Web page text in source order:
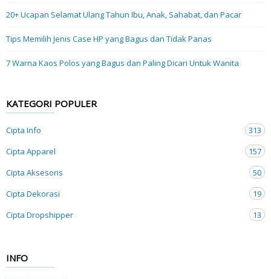
20+ Ucapan Selamat Ulang Tahun Ibu, Anak, Sahabat, dan Pacar
Tips Memilih Jenis Case HP yang Bagus dan Tidak Panas
7 Warna Kaos Polos yang Bagus dan Paling Dicari Untuk Wanita
KATEGORI POPULER
Cipta Info
313
Cipta Apparel
157
Cipta Aksesoris
50
Cipta Dekorasi
19
Cipta Dropshipper
13
INFO